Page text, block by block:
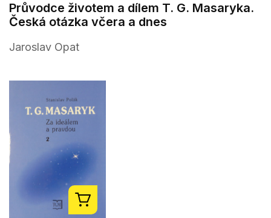
Průvodce životem a dílem T. G. Masaryka.
Česká otázka včera a dnes
Jaroslav Opat